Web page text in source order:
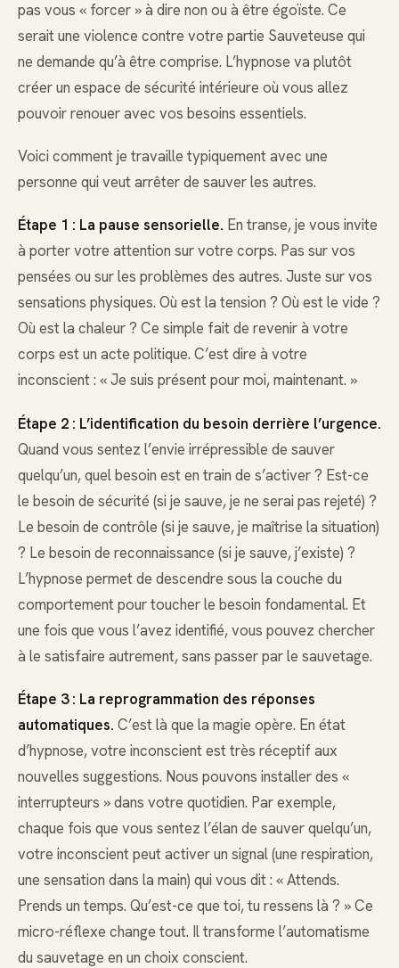
pas vous « forcer » à dire non ou à être égoïste. Ce
serait une violence contre votre partie Sauveteuse qui
ne demande qu’à être comprise. L’hypnose va plutôt
créer un espace de sécurité intérieure où vous allez
pouvoir renouer avec vos besoins essentiels.
Voici comment je travaille typiquement avec une
personne qui veut arrêter de sauver les autres.
Étape 1 : La pause sensorielle. En transe, je vous invite
à porter votre attention sur votre corps. Pas sur vos
pensées ou sur les problèmes des autres. Juste sur vos
sensations physiques. Où est la tension ? Où est le vide ?
Où est la chaleur ? Ce simple fait de revenir à votre
corps est un acte politique. C’est dire à votre
inconscient : « Je suis présent pour moi, maintenant. »
Étape 2 : L’identification du besoin derrière l’urgence.
Quand vous sentez l’envie irrépressible de sauver
quelqu’un, quel besoin est en train de s’activer ? Est-ce
le besoin de sécurité (si je sauve, je ne serai pas rejeté) ?
Le besoin de contrôle (si je sauve, je maîtrise la situation)
? Le besoin de reconnaissance (si je sauve, j’existe) ?
L’hypnose permet de descendre sous la couche du
comportement pour toucher le besoin fondamental. Et
une fois que vous l’avez identifié, vous pouvez chercher
à le satisfaire autrement, sans passer par le sauvetage.
Étape 3 : La reprogrammation des réponses
automatiques. C’est là que la magie opère. En état
d’hypnose, votre inconscient est très réceptif aux
nouvelles suggestions. Nous pouvons installer des «
interrupteurs » dans votre quotidien. Par exemple,
chaque fois que vous sentez l’élan de sauver quelqu’un,
votre inconscient peut activer un signal (une respiration,
une sensation dans la main) qui vous dit : « Attends.
Prends un temps. Qu’est-ce que toi, tu ressens là ? » Ce
micro-réflexe change tout. Il transforme l’automatisme
du sauvetage en un choix conscient.